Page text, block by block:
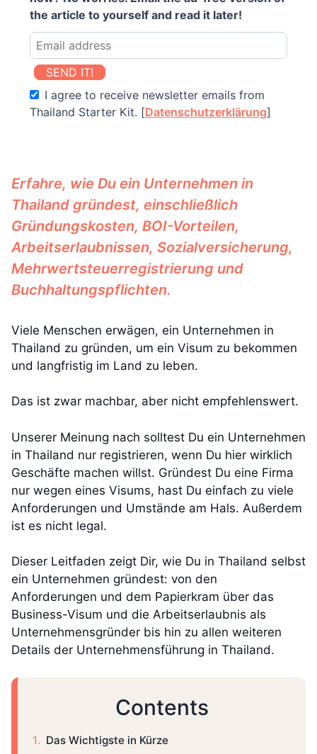
the article to yourself and read it later!
SEND IT!
I agree to receive newsletter emails from
Thailand Starter Kit. [Datenschutzerklärung]
Erfahre, wie Du ein Unternehmen in
Thailand gründest, einschließlich
Gründungskosten, BOI-Vorteilen,
Arbeitserlaubnissen, Sozialversicherung,
Mehrwertsteuerregistrierung und
Buchhaltungspflichten.
Viele Menschen erwägen, ein Unternehmen in
Thailand zu gründen, um ein Visum zu bekommen
und langfristig im Land zu leben.
Das ist zwar machbar, aber nicht empfehlenswert.
Unserer Meinung nach solltest Du ein Unternehmen
in Thailand nur registrieren, wenn Du hier wirklich
Geschäfte machen willst. Gründest Du eine Firma
nur wegen eines Visums, hast Du einfach zu viele
Anforderungen und Umstände am Hals. Außerdem
ist es nicht legal.
Dieser Leitfaden zeigt Dir, wie Du in Thailand selbst
ein Unternehmen gründest: von den
Anforderungen und dem Papierkram über das
Business-Visum und die Arbeitserlaubnis als
Unternehmensgründer bis hin zu allen weiteren
Details der Unternehmensführung in Thailand.
Contents
Das Wichtigste in Kürze